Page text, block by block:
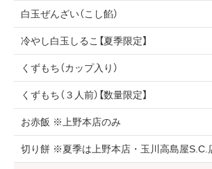
白玉ぜんざい（こし餡）
冷やし白玉しるこ【夏季限定】
くずもち（カップ入り）
くずもち（３人前）【数量限定】
お赤飯 ※上野本店のみ
切り餅 ※夏季は上野本店・玉川高島屋S.C.店